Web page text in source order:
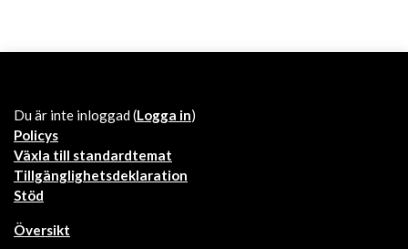
Du är inte inloggad (Logga in)
Policys
Växla till standardtemat
Tillgänglighetsdeklaration
Stöd
Översikt